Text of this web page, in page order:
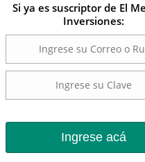
Si ya es suscriptor de El
Inversiones:
Ingrese acá